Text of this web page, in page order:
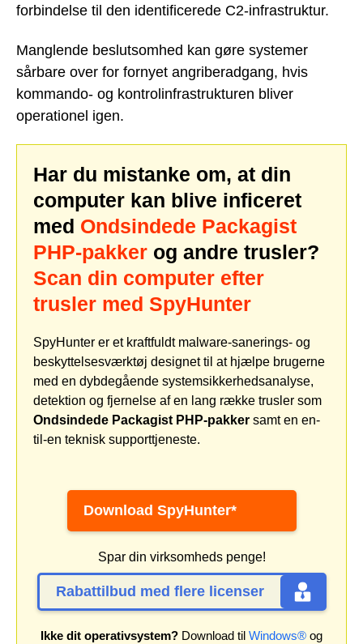
forbindelse til den identificerede C2-infrastruktur.
Manglende beslutsomhed kan gøre systemer
sårbare over for fornyet angriberadgang, hvis
kommando- og kontrolinfrastrukturen bliver
operationel igen.
Har du mistanke om, at din
computer kan blive inficeret
med Ondsindede Packagist
PHP-pakker og andre trusler?
Scan din computer efter
trusler med SpyHunter
SpyHunter er et kraftfuldt malware-sanerings- og
beskyttelsesværktøj designet til at hjælpe brugerne
med en dybdegående systemsikkerhedsanalyse,
detektion og fjernelse af en lang række trusler som
Ondsindede Packagist PHP-pakker samt en en-
til-en teknisk supporttjeneste.
Download SpyHunter*
Spar din virksomheds penge!
Rabattilbud med flere licenser
Ikke dit operativsystem? Download til Windows® og